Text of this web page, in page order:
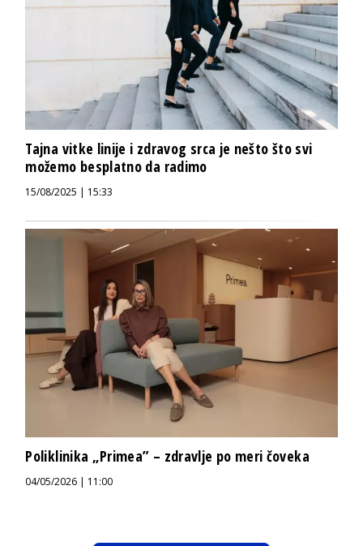
Tajna vitke linije i zdravog srca je nešto što svi
možemo besplatno da radimo
15/08/2025 | 15:33
Poliklinika „Primea” – zdravlje po meri čoveka
04/05/2026 | 11:00